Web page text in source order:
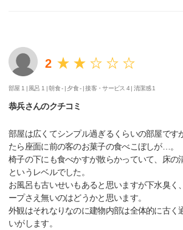
2
部屋 1 | 風呂 1 |朝食 - | 夕食 - |接客・サービス 4 |清潔感 1
恭兵さんのクチコミ
部屋は広くてシンプル過ぎるくらいの部屋です
たら座面に前の客のお菓子の食べこぼしが…。
椅子の下にも食べかすが散らかっていて、床の
というレベルでした。
お風呂も古いせいもあると思いますが下水臭く
ープさえ無いのはどうかと思います。
外観はそれなりなのに建物内部は全体的に古く
いがします。